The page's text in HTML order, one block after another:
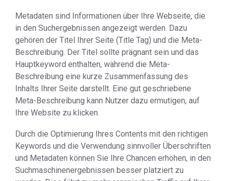
Metadaten sind Informationen über Ihre Webseite, die
in den Suchergebnissen angezeigt werden. Dazu
gehören der Titel Ihrer Seite (Title Tag) und die Meta-
Beschreibung. Der Titel sollte prägnant sein und das
Hauptkeyword enthalten, während die Meta-
Beschreibung eine kurze Zusammenfassung des
Inhalts Ihrer Seite darstellt. Eine gut geschriebene
Meta-Beschreibung kann Nutzer dazu ermutigen, auf
Ihre Website zu klicken.
Durch die Optimierung Ihres Contents mit den richtigen
Keywords und die Verwendung sinnvoller Überschriften
und Metadaten können Sie Ihre Chancen erhöhen, in den
Suchmaschinenergebnissen besser platziert zu